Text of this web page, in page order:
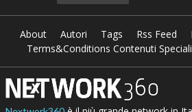
About Autori Tags Rss Feed
Terms&Conditions Contenuti